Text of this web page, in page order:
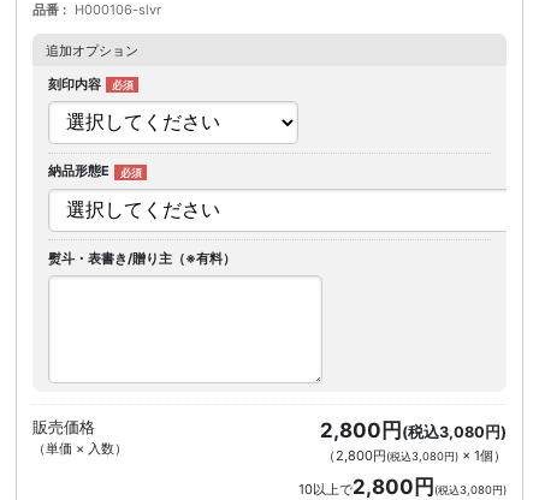
品番 H000106-slvr
追加オプション
刻印内容
納品形態E
熨斗・表書き/贈り主（※有料）
販売価格
（単価 × 入数）
2,800円 (税込3,080円)
（2,800円(税込3,080円)× 1個 ）
10以上で2,800円(税込3,080円)